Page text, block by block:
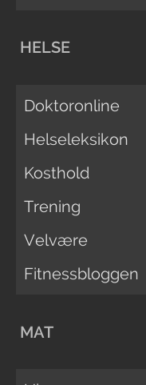
HELSE
Doktoronline
Helseleksikon
Kosthold
Trening
Velvære
Fitnessbloggen
MAT